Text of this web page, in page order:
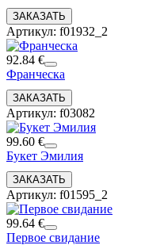
Артикул: f01932_2
92.84 €
Франческа
Артикул: f03082
99.60 €
Букет Эмилия
Артикул: f01595_2
99.64 €
Первое свидание